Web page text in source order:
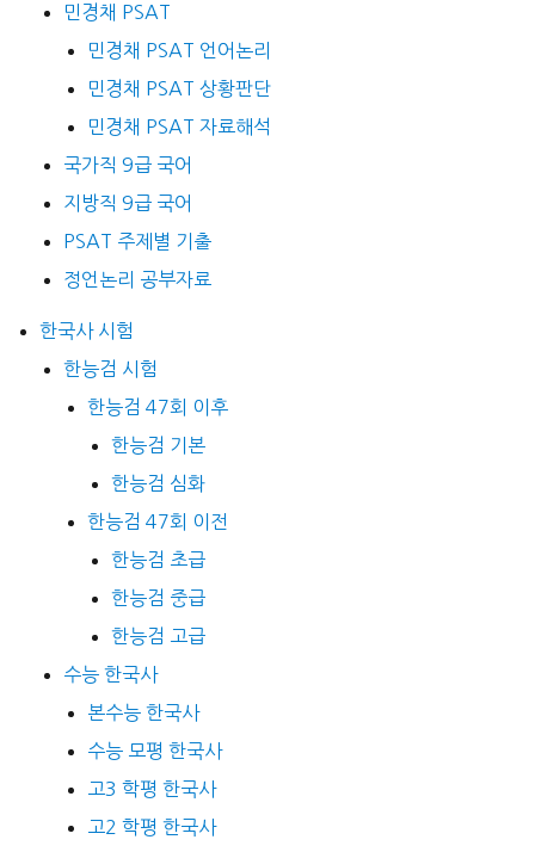
민경채 PSAT
민경채 PSAT 언어논리
민경채 PSAT 상황판단
민경채 PSAT 자료해석
국가직 9급 국어
지방직 9급 국어
PSAT 주제별 기출
정언논리 공부자료
한국사 시험
한능검 시험
한능검 47회 이후
한능검 기본
한능검 심화
한능검 47회 이전
한능검 초급
한능검 중급
한능검 고급
수능 한국사
본수능 한국사
수능 모평 한국사
고3 학평 한국사
고2 학평 한국사